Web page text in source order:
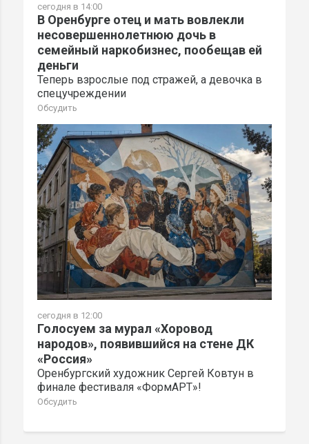
сегодня в 14:00
В Оренбурге отец и мать вовлекли
несовершеннолетнюю дочь в
семейный наркобизнес, пообещав ей
деньги
Теперь взрослые под стражей, а девочка в
спецучреждении
Обсудить
сегодня в 12:00
Голосуем за мурал «Хоровод
народов», появившийся на стене ДК
«Россия»
Оренбургский художник Сергей Ковтун в
финале фестиваля «ФормАРТ»!
Обсудить